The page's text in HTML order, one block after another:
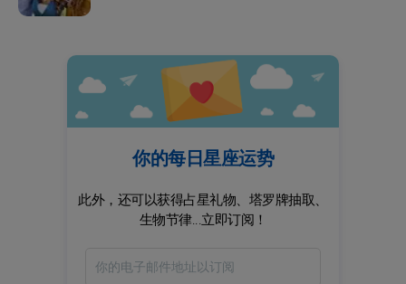
你的每日星座运势
此外，还可以获得占星礼物、塔罗牌抽取、
生物节律...立即订阅！